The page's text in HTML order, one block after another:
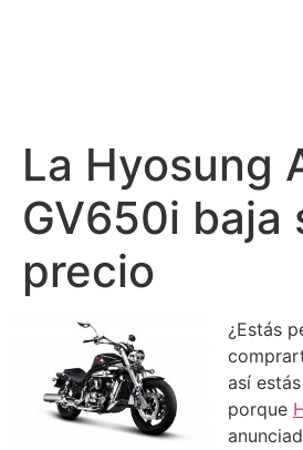
La Hyosung
GV650i baja
precio
¿Estás
así
porque